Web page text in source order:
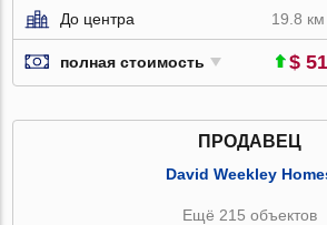
До центра
19.8 км
полная стоимость $
ПРОДАВЕЦ
David Weekley
Ещё 215 объектов